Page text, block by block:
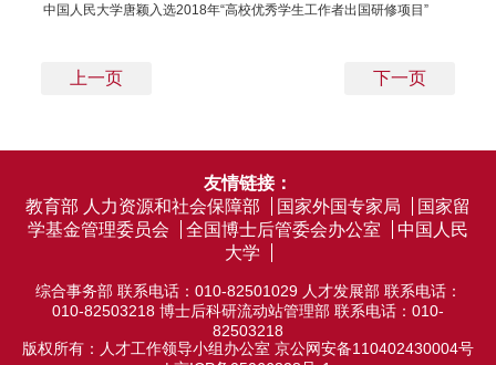
中国人民大学唐颖入选2018年“高校优秀学生工作者出国研修项目”
上一页 下一页
友情链接：
教育部 人力资源和社会保障部 国家外国专家局
国家留
学基金管理委员会
全国博士后管委会办公室
中国人民
大学
综合事务部 联系电话：010-82501029 人才发展部 联系电话：
010-82503218 博士后科研流动站管理部 联系电话：010-
82503218
版权所有：人才工作领导小组办公室 京公网安备110402430004号